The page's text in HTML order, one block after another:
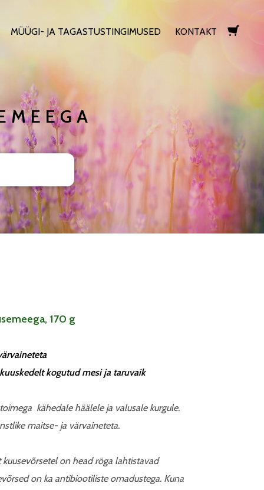
MÜÜGI- JA TAGASTUSTINGIMUSED KONTAKT
170 g
kogutud mesi ja taruvaik
kähedale häälele ja valusale kurgule.
maitse- ja värvaineteta.
on head röga lahtistavad
on ka antibiootiliste omadustega. Kuna